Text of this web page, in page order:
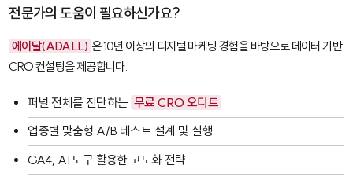
전문가의 도움이 필요하신가요?
에이달(ADALL) 은 10년 이상의 디지털 마케팅 경험을 바탕으로 데이터 기반
CRO 컨설팅을 제공합니다.
퍼널 전체를 진단하는 무료 CRO 오디트
업종별 맞춤형 A/B 테스트 설계 및 실행
GA4, AI 도구 활용한 고도화 전략